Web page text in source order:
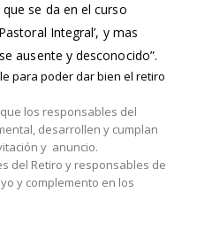
se da en el curso
Integral’, y mas
ausente y desconocido”.
para poder dar bien el retiro
los responsables del
desarrollen y cumplan
y anuncio.
del Retiro y responsables de
y complemento en los